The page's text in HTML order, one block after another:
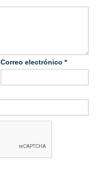
Correo electrónico *